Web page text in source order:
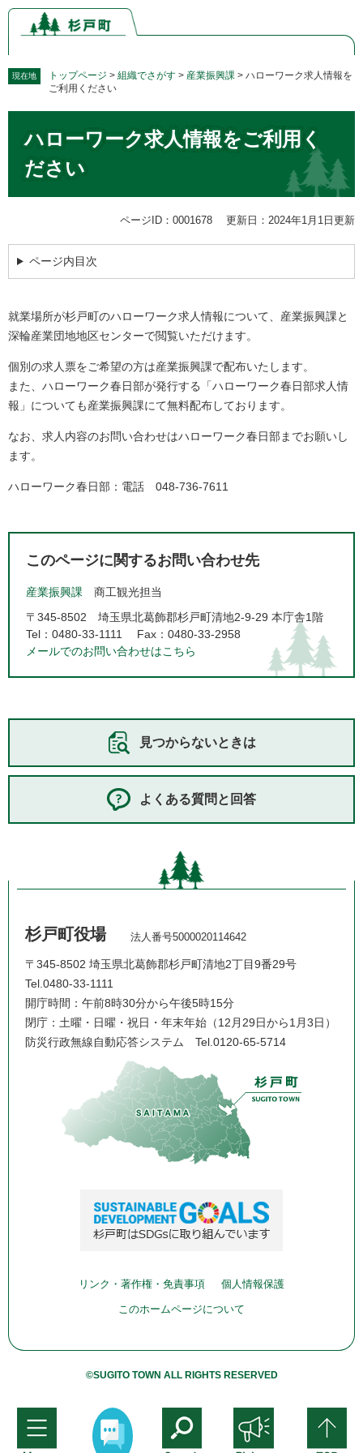
ペ
の
で
メ
ー
ば
へ
現在地 トップページ > 組織でさがす > 産業振興課 > ハローワーク求人情報を
ご利用ください
ハローワーク求人情報をご利用く
ださい
ページID：0001678 更新日：2024年1月1日更新
ページ内目次
就業場所が杉戸町のハローワーク求人情報について、産業振興課と
深輪産業団地地区センターで閲覧いただけます。
個別の求人票をご希望の方は産業振興課で配布いたします。
また、ハローワーク春日部が発行する「ハローワーク春日部求人情
報」についても産業振興課にて無料配布しております。
なお、求人内容のお問い合わせはハローワーク春日部までお願いし
ます。
ハローワーク春日部：電話 048-736-7611
このページに関するお問い合わせ先
産業振興課
商工観光担当
〒345-8502
埼玉県北葛飾郡杉戸町清地2-9-29 本庁舎1階
Tel：0480-33-1111
Fax：0480-33-2958
メールでのお問い合わせはこちら
見つからないときは
よくある質問と回答
杉戸町役場 法人番号5000020114642
〒345-8502 埼玉県北葛飾郡杉戸町清地2丁目9番29号
Tel.0480-33-1111
開庁時間：午前8時30分から午後5時15分
閉庁：土曜・日曜・祝日・年末年始（12月29日から1月3日）
防災行政無線自動応答システム Tel.0120-65-5714
リンク・著作権・免責事項 個人情報保護
このホームページについて
©SUGITO TOWN ALL RIGHTS RESERVED